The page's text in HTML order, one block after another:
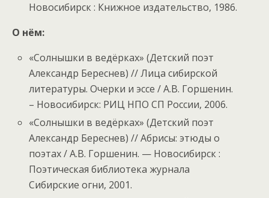
Новосибирск : Книжное издательство, 1986.
О нём:
«Солнышки в ведёрках» (Детский поэт
Александр Береснев) // Лица сибирской
литературы. Очерки и эссе / А.В. Горшенин.
– Новосибирск: РИЦ НПО СП России, 2006.
«Солнышки в ведёрках» (Детский поэт
Александр Береснев) // Абрисы: этюды о
поэтах / А.В. Горшенин. — Новосибирск :
Поэтическая библиотека журнала
Сибирские огни, 2001.